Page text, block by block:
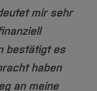
ist nur 4
gültig
Seiten
lesen
mir sehr
bestätigt es
haben
an meine